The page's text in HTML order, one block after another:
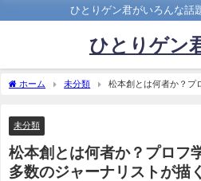
ひとりゲン君がいろんな話
ひとりゲン
ホーム 未分類
松本創とは何者か？プ
未分類
松本創とは何者か？プロフ
多数のジャーナリストが描